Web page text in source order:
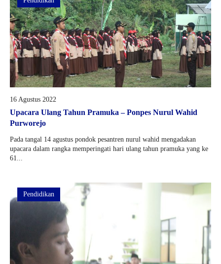
16 Agustus 2022
Upacara Ulang Tahun Pramuka – Ponpes Nurul Wahid
Purworejo
Pada tangal 14 agustus pondok pesantren nurul wahid mengadakan
upacara dalam rangka memperingati hari ulang tahun pramuka yang ke
61...
Pendidikan